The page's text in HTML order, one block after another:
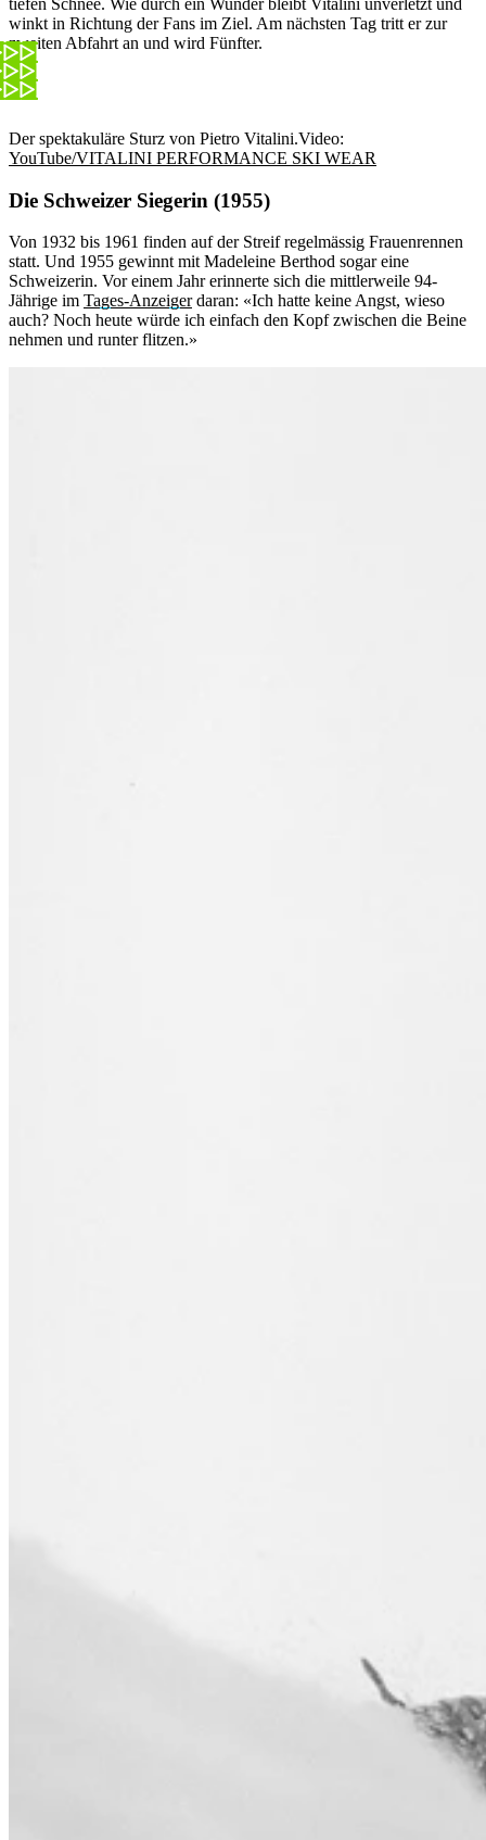
tiefen Schnee. Wie durch ein Wunder bleibt Vitalini unverletzt und
winkt in Richtung der Fans im Ziel. Am nächsten Tag tritt er zur
zweiten Abfahrt an und wird Fünfter.
Der spektakuläre Sturz von Pietro Vitalini.Video:
YouTube/VITALINI PERFORMANCE SKI WEAR
Die Schweizer Siegerin (1955)
Von 1932 bis 1961 finden auf der Streif regelmässig Frauenrennen
statt. Und 1955 gewinnt mit Madeleine Berthod sogar eine
Schweizerin. Vor einem Jahr erinnerte sich die mittlerweile 94-
Jährige im Tages-Anzeigerdaran: «Ich hatte keine Angst, wieso
auch? Noch heute würde ich einfach den Kopf zwischen die Beine
nehmen und runter flitzen.»